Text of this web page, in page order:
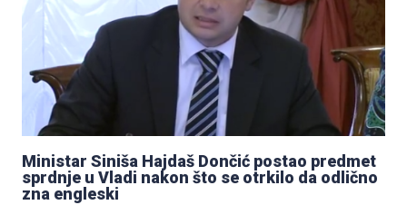
Ministar Siniša Hajdaš Dončić postao predmet
sprdnje u Vladi nakon što se otrkilo da odlično
zna engleski